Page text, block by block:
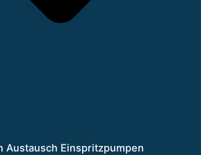
Austausch Einspritzpumpen